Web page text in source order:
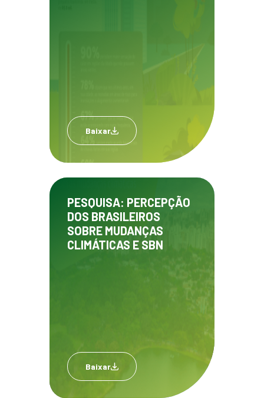
Baixar
PESQUISA: PERCEPÇÃO
DOS BRASILEIROS
SOBRE MUDANÇAS
CLIMÁTICAS E SBN
Baixar